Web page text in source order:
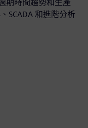
期時間趨勢和生產
SCADA 和進階分析